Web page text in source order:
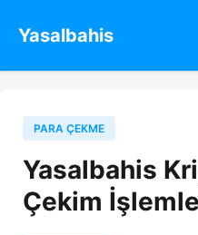
Yasalbahis
PARA ÇEKME
Yasalbahis
Çekim